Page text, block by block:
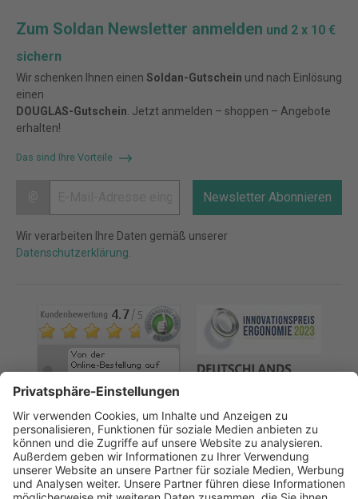
Zum Soldan Newsletter anmelden und 2 x 10 €
sichern
Wir schenken Ihnen einen Soldan-Gutschein und nach Einlösung
einen
DOUGLAS-Gutschein . Jetzt anmelden – shoppen – Angebote
erhalten!
Das sind Ihre Vorteile
Newsletter Abonnieren
Wir verarbeiten Ihre Daten gemäß unserer
Datenschutzerklärung